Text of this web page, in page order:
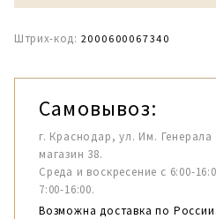
Штрих-код: 2000600067340
Самовывоз:
г. Краснодар, ул. Им.
магазин 38.
Среда и воскресение с 6:00-
7:00-16:00.
Возможна доставка по России.